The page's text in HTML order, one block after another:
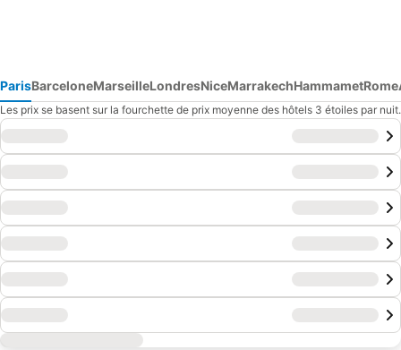
ParisBarceloneMarseilleLondresNiceMarrakechHammametRome
Les prix se basent sur la fourchette de prix moyenne des hôtels 3 étoiles par nuit.